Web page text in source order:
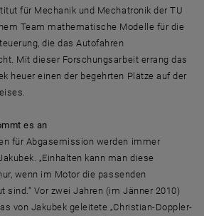
für Mechanik und Mechatronik der TU
Team mathematische Modelle für die
die das Autofahren
Mit dieser Forschungsarbeit errang das
heuer einen der begehrten Plätze auf der
es an
für Abgasemission werden immer
„Einhalten kann man diese
wenn im Motor die passenden
sind.“ Vor zwei Jahren (im Jänner 2010)
von Jakubek geleitete „Christian-Doppler-